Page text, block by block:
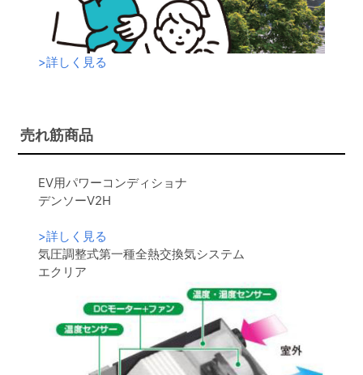
>詳しく見る
売れ筋商品
EV用パワーコンディショナ
デンソーV2H
>詳しく見る
気圧調整式第一種全熱交換気システム
エクリア